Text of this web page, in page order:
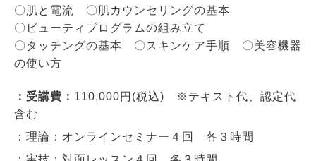
〇肌と電流 〇肌カウンセリングの基本
〇ビューティプログラムの組み立て
〇タッチングの基本 〇スキンケア手順 〇美容機器
の使い方
：受講費： 110,000円(税込) ※テキスト代、認定代
含む
：理論：オンラインセミナー４回 各３時間